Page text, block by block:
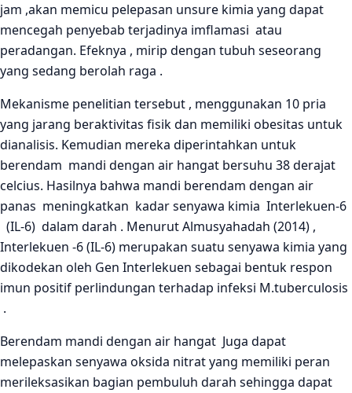
jam ,akan memicu pelepasan unsure kimia yang dapat
mencegah penyebab terjadinya imflamasi atau
peradangan. Efeknya , mirip dengan tubuh seseorang
yang sedang berolah raga .
Mekanisme penelitian tersebut , menggunakan 10 pria
yang jarang beraktivitas fisik dan memiliki obesitas untuk
dianalisis. Kemudian mereka diperintahkan untuk
berendam mandi dengan air hangat bersuhu 38 derajat
celcius. Hasilnya bahwa mandi berendam dengan air
panas meningkatkan kadar senyawa kimia Interlekuen-6
(IL-6) dalam darah . Menurut Almusyahadah (2014) ,
Interlekuen -6 (IL-6) merupakan suatu senyawa kimia yang
dikodekan oleh Gen Interlekuen sebagai bentuk respon
imun positif perlindungan terhadap infeksi M.tuberculosis
.
Berendam mandi dengan air hangat Juga dapat
melepaskan senyawa oksida nitrat yang memiliki peran
merileksasikan bagian pembuluh darah sehingga dapat